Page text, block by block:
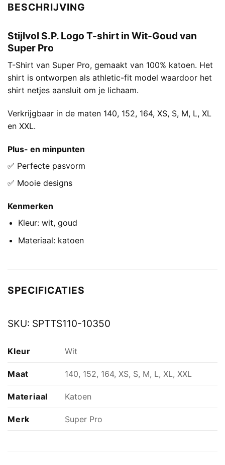
BESCHRIJVING
Stijlvol S.P. Logo T-shirt in Wit-Goud van
Super Pro
T-Shirt van Super Pro, gemaakt van 100% katoen. Het
shirt is ontworpen als athletic-fit model waardoor het
shirt netjes aansluit om je lichaam.
Verkrijgbaar in de maten 140, 152, 164, XS, S, M, L, XL
en XXL.
Plus- en minpunten
✅ Perfecte pasvorm
✅ Mooie designs
Kenmerken
Kleur: wit, goud
Materiaal: katoen
SPECIFICATIES
SKU: SPTTS110-10350
Kleur Wit
Maat 140, 152, 164, XS, S, M, L, XL, XXL
Materiaal Katoen
Merk Super Pro